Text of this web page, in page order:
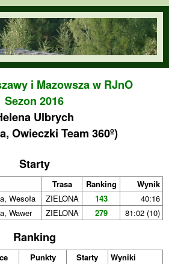
do treści
i Mazowsza w RJnO
Sezon 2016
Ulbrych
Owieczki Team 360º)
Starty
Trasa Ranking
Wynik
Wesoła ZIELONA 143
40:16
Wawer ZIELONA 279 81:02 (10)
Ranking
Punkty Starty
Wyniki